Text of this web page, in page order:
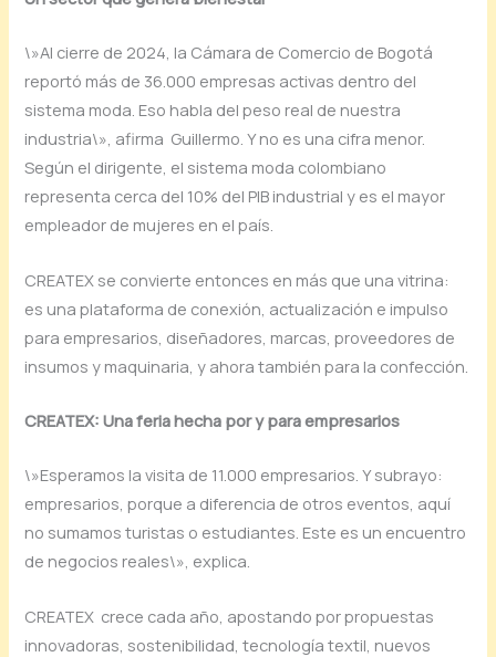
\»Al cierre de 2024, la Cámara de Comercio de Bogotá
reportó más de 36.000 empresas activas dentro del
sistema moda. Eso habla del peso real de nuestra
industria\», afirma Guillermo. Y no es una cifra menor.
Según el dirigente, el sistema moda colombiano
representa cerca del 10% del PIB industrial y es el mayor
empleador de mujeres en el país.
CREATEX se convierte entonces en más que una vitrina:
es una plataforma de conexión, actualización e impulso
para empresarios, diseñadores, marcas, proveedores de
insumos y maquinaria, y ahora también para la confección.
CREATEX: Una feria hecha por y para empresarios
\»Esperamos la visita de 11.000 empresarios. Y subrayo:
empresarios, porque a diferencia de otros eventos, aquí
no sumamos turistas o estudiantes. Este es un encuentro
de negocios reales\», explica.
CREATEX crece cada año, apostando por propuestas
innovadoras, sostenibilidad, tecnología textil, nuevos